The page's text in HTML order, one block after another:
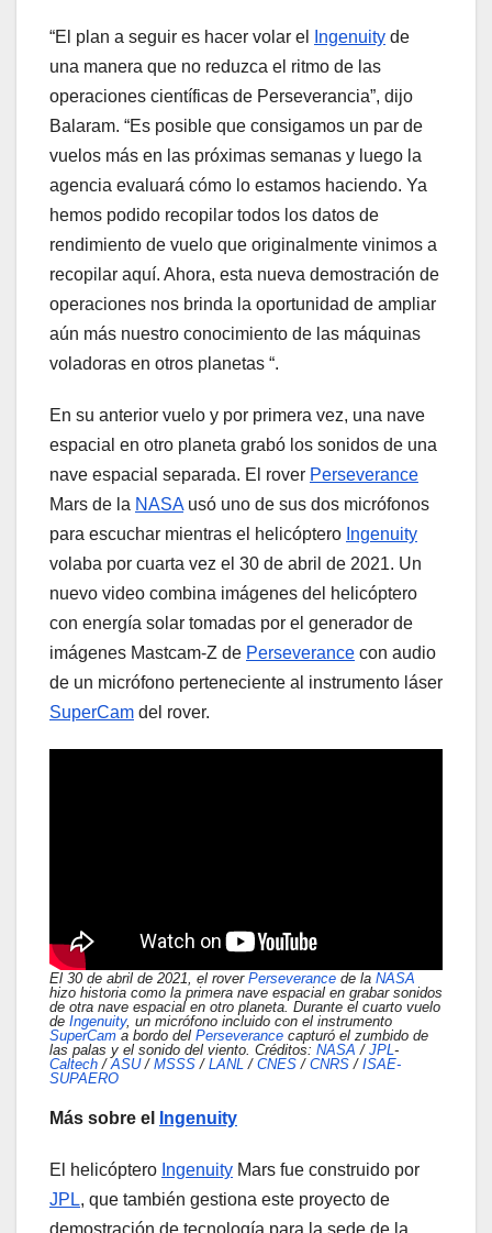
“El plan a seguir es hacer volar el Ingenuity de
una manera que no reduzca el ritmo de las
operaciones científicas de Perseverancia”, dijo
Balaram. “Es posible que consigamos un par de
vuelos más en las próximas semanas y luego la
agencia evaluará cómo lo estamos haciendo. Ya
hemos podido recopilar todos los datos de
rendimiento de vuelo que originalmente vinimos a
recopilar aquí. Ahora, esta nueva demostración de
operaciones nos brinda la oportunidad de ampliar
aún más nuestro conocimiento de las máquinas
voladoras en otros planetas “.
En su anterior vuelo y por primera vez, una nave
espacial en otro planeta grabó los sonidos de una
nave espacial separada. El rover Perseverance
Mars de la NASAusó uno de sus dos micrófonos
para escuchar mientras el helicóptero Ingenuity
volaba por cuarta vez el 30 de abril de 2021. Un
nuevo video combina imágenes del helicóptero
con energía solar tomadas por el generador de
imágenes Mastcam-Z de Perseverance con audio
de un micrófono perteneciente al instrumento láser
SuperCam del rover.
El 30 de abril de 2021, el rover Perseverance de la NASA
hizo historia como la primera nave espacial en grabar sonidos
de otra nave espacial en otro planeta. Durante el cuarto vuelo
de Ingenuity, un micrófono incluido con el instrumento
SuperCama bordo del Perseverance capturó el zumbido de
las palas y el sonido del viento. Créditos: NASA / JPL -
Caltech /ASU/ MSSS / LANL / CNES / CNRS / ISAE-
SUPAERO
Más sobre el Ingenuity
El helicóptero Ingenuity Mars fue construido por
JPL, que también gestiona este proyecto de
demostración de tecnología para la sede de la